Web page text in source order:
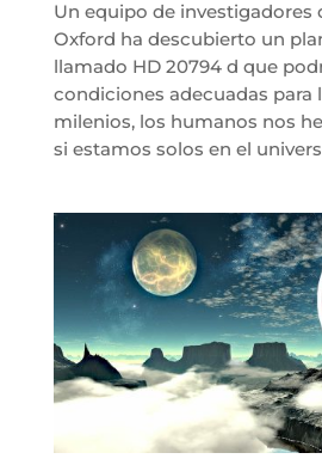
Un equipo de investigadores
Oxford ha descubierto un
llamado HD 20794 d que
condiciones adecuadas para
milenios, los humanos nos
si estamos solos en el